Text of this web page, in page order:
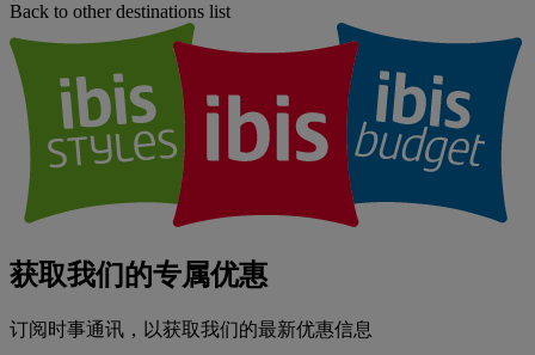
Back to other destinations list
获取我们的专属优惠
订阅时事通讯，以获取我们的最新优惠信息